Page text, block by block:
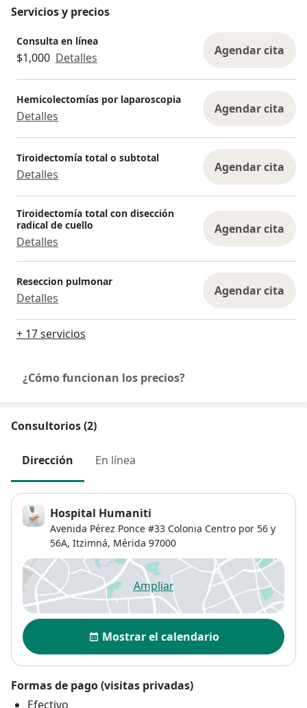
Servicios y precios
Consulta en línea
$1,000 Detalles Agendar cita
Hemicolectomías por laparoscopia
Detalles Agendar cita
Tiroidectomía total o subtotal
Detalles Agendar cita
Tiroidectomía total con disección
radical de cuello
Detalles
Agendar cita
Reseccion pulmonar
Detalles Agendar cita
+ 17 servicios
¿Cómo funcionan los precios?
Consultorios (2)
Dirección En línea
Hospital Humaniti
Avenida Pérez Ponce #33 Colonia Centro por 56 y
56A, Itzimná, Mérida 97000
Ampliarse abre en una nueva
Disponibilidad
Mostrar el calendario
Formas de pago (visitas privadas)
Efectivo